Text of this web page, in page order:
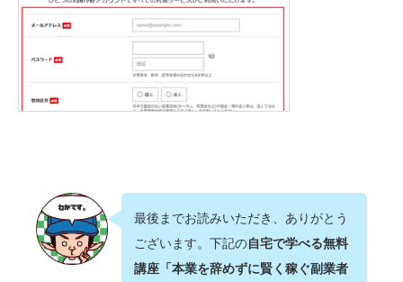
最後までお読みいただき、ありがとう
ございます。下記の自宅で学べる無料
講座「本業を辞めずに賢く稼ぐ副業者